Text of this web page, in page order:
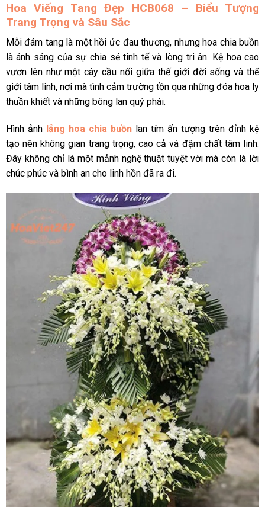
Hoa Viếng Tang Đẹp HCB068 – Biểu Tượng
Trang Trọng và Sâu Sắc
Mỗi đám tang là một hồi ức đau thương, nhưng hoa chia buồn
là ánh sáng của sự chia sẻ tinh tế và lòng tri ân. Kệ hoa cao
vươn lên như một cây cầu nối giữa thế giới đời sống và thế
giới tâm linh, nơi mà tình cảm trường tồn qua những đóa hoa ly
thuần khiết và những bông lan quý phái.
Hình ảnh lẵng hoa chia buồnlan tím ấn tượng trên đỉnh kệ
tạo nên không gian trang trọng, cao cả và đậm chất tâm linh.
Đây không chỉ là một mảnh nghệ thuật tuyệt vời mà còn là lời
chúc phúc và bình an cho linh hồn đã ra đi.